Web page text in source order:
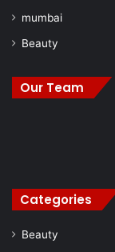
mumbai
Beauty
Our Team
Categories
Beauty